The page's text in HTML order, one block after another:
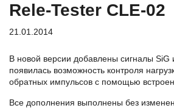
+375 (29)
+375 (29)
Rele-Tester CLE-02
21.01.2014
В новой версии добавлены сигналы SiG
появилась возможность контроля
обратных импульсов с помощью
Все дополнения выполнены без